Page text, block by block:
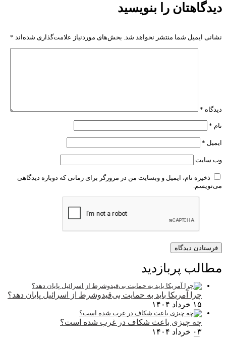
دیدگاهتان را بنویسید
نشانی ایمیل شما منتشر نخواهد شد. بخش‌های موردنیاز علامت‌گذاری شده‌اند *
دیدگاه *
نام *
ایمیل *
وب‌ سایت
ذخیره نام، ایمیل و وبسایت من در مرورگر برای زمانی که دوباره دیدگاهی
می‌نویسم.
مطالب پربازدید
چرا آمریکا باید به حمایت بی‌قیدوشرط از اسرائیل پایان دهد؟
۱۵ خرداد ۱۴۰۴
چه چیزی باعث شکاف در غرب شده است؟
۰۳ خرداد ۱۴۰۴